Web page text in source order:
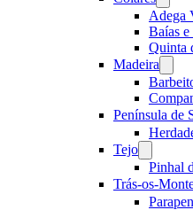
menu
Adega
Baías e
Quinta
Madeira
menu
Península de
Tejo
menu
Pinhal
Trás-os-